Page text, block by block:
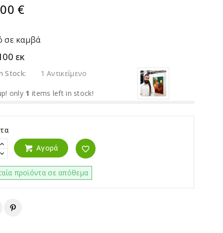
€
σε καμβά
εκ
Stock: 1 Αντικείμενο
only 1 items left in stock!
Αγορά
favorite_border
προϊόντα σε απόθεμα